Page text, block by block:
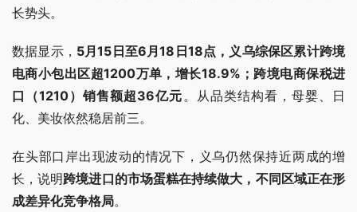
长势头。
数据显示， 5月15日至6月18日18点，义乌综保区累计跨境
电商小包出区超1200万单，增长18.9%；跨境电商保税进
口（1210）销售额超36亿元。从品类结构看，母婴、日
化、美妆依然稳居前三。
在头部口岸出现波动的情况下，义乌仍然保持近两成的增
长，说明跨境进口的市场蛋糕在持续做大，不同区域正在形
成差异化竞争格局。